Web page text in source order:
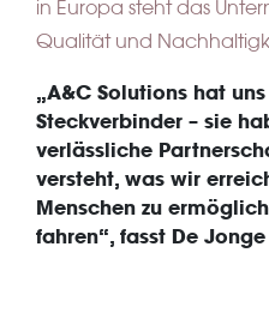
in Europa steht das
Qualität und
„A&C Solutions hat
Steckverbinder – sie
verlässliche
versteht, was wir
Menschen zu
fahren“, fasst De